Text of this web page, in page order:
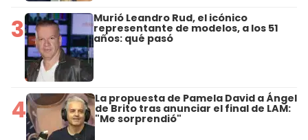
3 Murió Leandro Rud, el icónico
representante de modelos, a los 51
años: qué pasó
4 La propuesta de Pamela David a Ángel
de Brito tras anunciar el final de LAM:
"Me sorprendió"